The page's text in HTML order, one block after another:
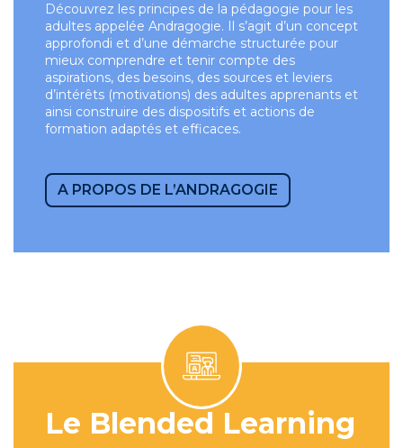
Découvrez les principes de la pédagogie pour les
adultes appelée Andragogie. Il s’agit d’un concept
approfondi et d’une démarche structurée pour
mieux comprendre et tenir compte des
aspirations, des besoins, des sources et leviers
d’intérêts (motivations) des adultes apprenants et
ainsi construire des dispositifs et actions de
formation adaptés et efficaces.
A PROPOS DE L’ANDRAGOGIE
Le Blended Learning